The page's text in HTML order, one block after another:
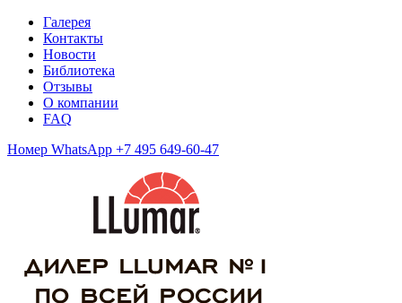
Галерея
Контакты
Новости
Библиотека
Отзывы
О компании
FAQ
Номер WhatsApp +7 495 649-60-47